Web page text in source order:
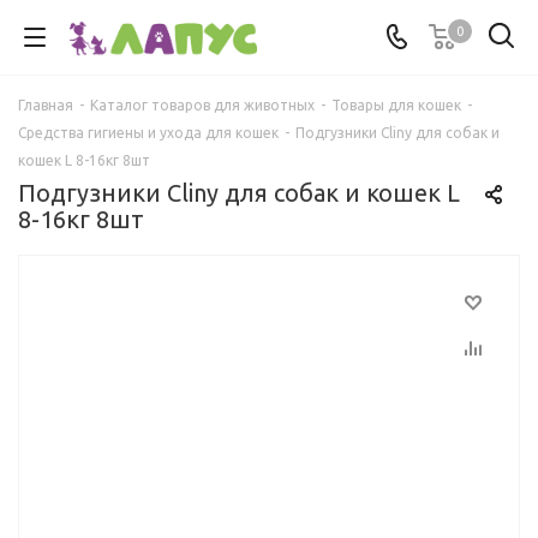
0
Главная - Каталог товаров для животных - Товары для кошек -
Средства гигиены и ухода для кошек - Подгузники Cliny для собак и
кошек L 8-16кг 8шт
Подгузники Cliny для собак и кошек L
8-16кг 8шт